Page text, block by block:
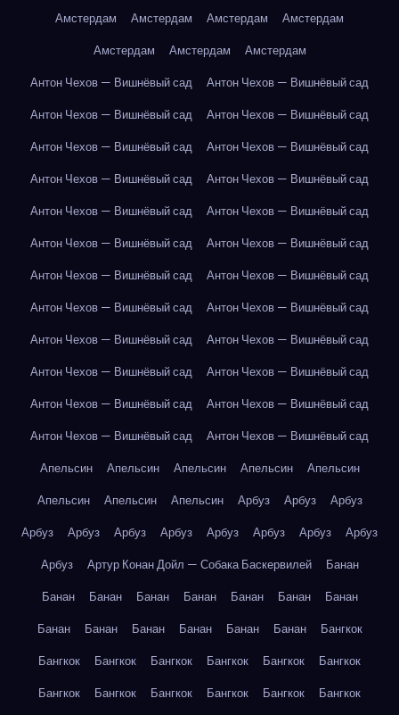
Амстердам
Амстердам Амстердам
Амстердам
Амстердам
Амстердам
Амстердам
Антон Чехов — Вишнёвый сад
Антон Чехов — Вишнёвый сад
Антон Чехов — Вишнёвый сад
Антон Чехов — Вишнёвый сад
Антон Чехов — Вишнёвый сад
Антон Чехов — Вишнёвый сад
Антон Чехов — Вишнёвый сад
Антон Чехов — Вишнёвый сад
Антон Чехов — Вишнёвый сад
Антон Чехов — Вишнёвый сад
Антон Чехов — Вишнёвый сад
Антон Чехов — Вишнёвый сад
Антон Чехов — Вишнёвый сад
Антон Чехов — Вишнёвый сад
Антон Чехов — Вишнёвый сад
Антон Чехов — Вишнёвый сад
Антон Чехов — Вишнёвый сад
Антон Чехов — Вишнёвый сад
Антон Чехов — Вишнёвый сад
Антон Чехов — Вишнёвый сад
Антон Чехов — Вишнёвый сад
Антон Чехов — Вишнёвый сад
Антон Чехов — Вишнёвый сад
Антон Чехов — Вишнёвый сад
Апельсин
Апельсин Апельсин Апельсин
Апельсин
Апельсин
Апельсин Апельсин Арбуз Арбуз
Арбуз
Арбуз
Арбуз Арбуз Арбуз Арбуз Арбуз Арбуз
Арбуз
Арбуз
Артур Конан Дойл — Собака Баскервилей
Банан
Банан
Банан Банан Банан Банан Банан
Банан
Банан
Банан Банан Банан Банан Банан
Бангкок
Бангкок
Бангкок Бангкок Бангкок Бангкок
Бангкок
Бангкок
Бангкок Бангкок Бангкок Бангкок Бангкок